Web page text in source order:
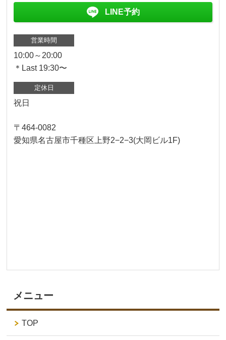
LINE予約
営業時間
10:00～20:00
＊Last 19:30〜
定休日
祝日
〒464-0082
愛知県名古屋市千種区上野2−2−3(大岡ビル1F)
メニュー
TOP